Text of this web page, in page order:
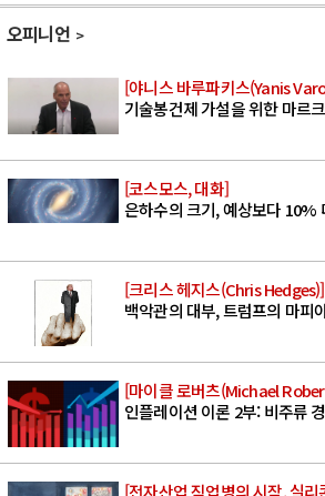
오피니언
[야니스 바루파키스(Yanis
기술봉건제 가설을 위한 마르
[코스모스, 대화]
은하수의 크기, 예상보다 10%
[크리스 헤지스(Chris Hedges)]
백악관의 대부, 트럼프의 마피
[마이클 로버츠(Michael
인플레이션 이론 2부: 비주류
[전자산업 직업병의 시작, 실